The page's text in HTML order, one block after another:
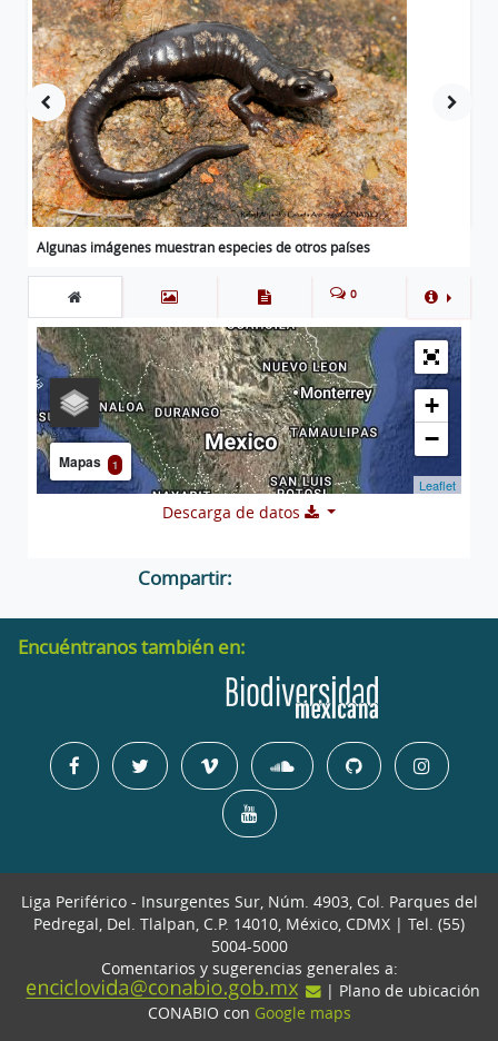
Algunas imágenes muestran especies de otros países
0
+
−
Mapas 1
Leaflet
Descarga de datos
Compartir:
Encuéntranos también en:
Liga Periférico - Insurgentes Sur, Núm. 4903, Col. Parques del
Pedregal, Del. Tlalpan, C.P. 14010, México, CDMX | Tel. (55)
5004-5000
Comentarios y sugerencias generales a:
| Plano de ubicación
CONABIO con Google maps